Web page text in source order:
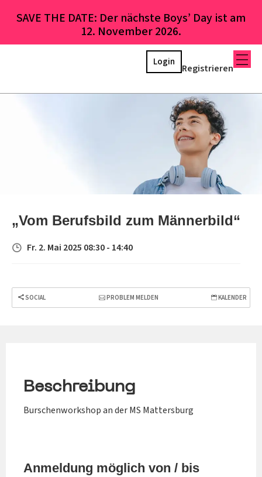
SAVE THE DATE: Der nächste Boys’ Day ist am
12. November 2026.
Registrieren
Login
„Vom Berufsbild zum Männerbild“
Fr. 2. Mai 2025 08:30 - 14:40
SOCIAL PROBLEM MELDEN KALENDER
Beschreibung
Burschenworkshop an der MS Mattersburg
Anmeldung möglich von / bis